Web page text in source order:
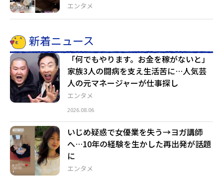
エンタメ
新着ニュース
エンタメ
「何でもやります。お金を稼がないと」
家族3人の闘病を支え生活苦に…人気芸
人の元マネージャーが仕事探し
2026.08.06
エンタメ
いじめ疑惑で女優業を失う→ヨガ講師
へ…10年の経験を生かした再出発が話題
に